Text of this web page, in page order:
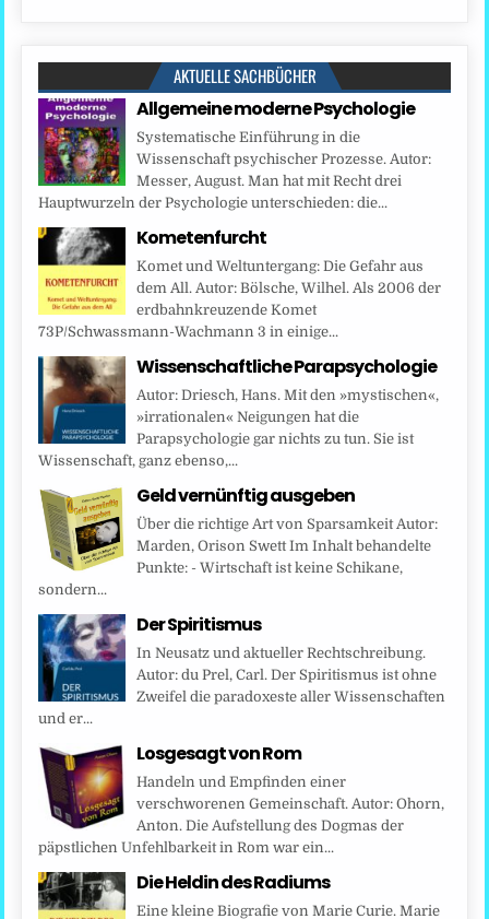
AKTUELLE SACHBÜCHER
Allgemeine moderne Psychologie
Systematische Einführung in die
Wissenschaft psychischer Prozesse. Autor:
Messer, August. Man hat mit Recht drei
Hauptwurzeln der Psychologie unterschieden: die...
Kometenfurcht
Komet und Weltuntergang: Die Gefahr aus
dem All. Autor: Bölsche, Wilhel. Als 2006 der
erdbahnkreuzende Komet
73P/Schwassmann-Wachmann 3 in einige...
Wissenschaftliche Parapsychologie
Autor: Driesch, Hans. Mit den »mystischen«,
»irrationalen« Neigungen hat die
Parapsychologie gar nichts zu tun. Sie ist
Wissenschaft, ganz ebenso,...
Geld vernünftig ausgeben
Über die richtige Art von Sparsamkeit Autor:
Marden, Orison Swett Im Inhalt behandelte
Punkte: - Wirtschaft ist keine Schikane,
sondern...
Der Spiritismus
In Neusatz und aktueller Rechtschreibung.
Autor: du Prel, Carl. Der Spiritismus ist ohne
Zweifel die paradoxeste aller Wissenschaften
und er...
Losgesagt von Rom
Handeln und Empfinden einer
verschworenen Gemeinschaft. Autor: Ohorn,
Anton. Die Aufstellung des Dogmas der
päpstlichen Unfehlbarkeit in Rom war ein...
Die Heldin des Radiums
Eine kleine Biografie von Marie Curie. Marie